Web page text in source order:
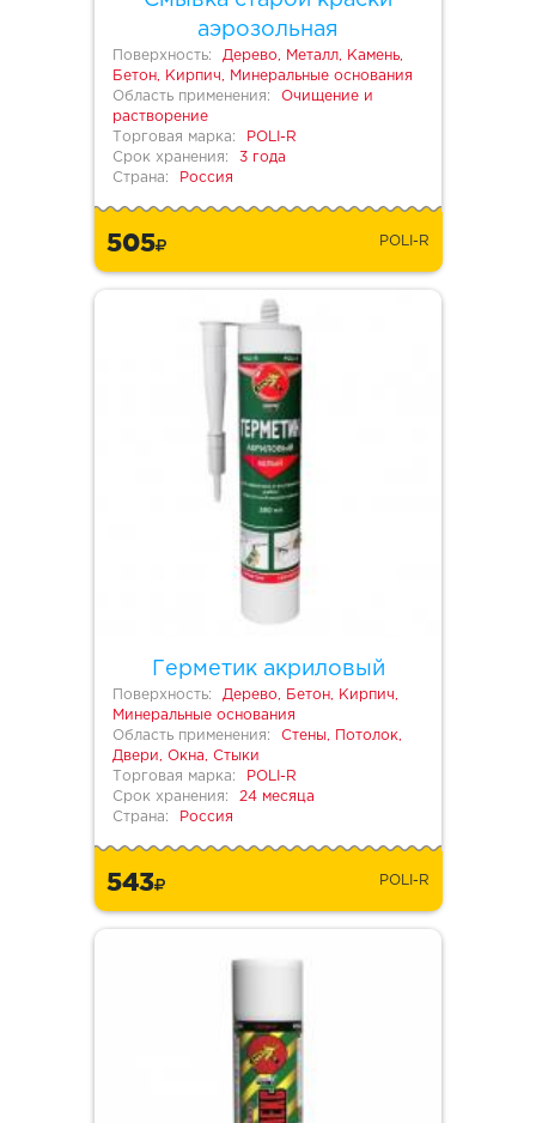
аэрозольная
Поверхность:
Дерево, Металл, Камень,
Бетон, Кирпич, Минеральные основания
Область применения:
Очищение и
растворение
Торговая марка:
POLI-R
Срок хранения:
3 года
Страна:
Россия
505 POLI-R
Герметик акриловый
Поверхность:
Дерево, Бетон, Кирпич,
Минеральные основания
Область применения:
Стены, Потолок,
Двери, Окна, Стыки
Торговая марка:
POLI-R
Срок хранения:
24 месяца
Страна:
Россия
543 POLI-R